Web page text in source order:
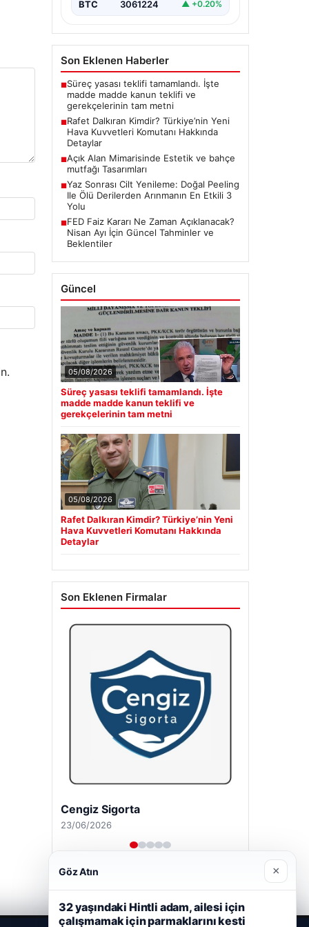
BTC 3061224 ▲ +0.20%
Son Eklenen Haberler
■Süreç yasası teklifi tamamlandı. İşte
madde madde kanun teklifi ve
gerekçelerinin tam metni
■Rafet Dalkıran Kimdir? Türkiye’nin Yeni
Hava Kuvvetleri Komutanı Hakkında
Detaylar
■Açık Alan Mimarisinde Estetik ve bahçe
mutfağı Tasarımları
■Yaz Sonrası Cilt Yenileme: Doğal Peeling
Ile Ölü Derilerden Arınmanın En Etkili 3
Yolu
■FED Faiz Kararı Ne Zaman Açıklanacak?
Nisan Ayı İçin Güncel Tahminler ve
Beklentiler
Güncel
05/08/2026
Süreç yasası teklifi tamamlandı. İşte
madde madde kanun teklifi ve
gerekçelerinin tam metni
05/08/2026
Rafet Dalkıran Kimdir? Türkiye’nin Yeni
Hava Kuvvetleri Komutanı Hakkında
Detaylar
Son Eklenen Firmalar
Cengiz Sigorta
23/06/2026
Göz Atın ×
32 yaşındaki Hintli adam, ailesi için
çalışmamak için parmaklarını kesti